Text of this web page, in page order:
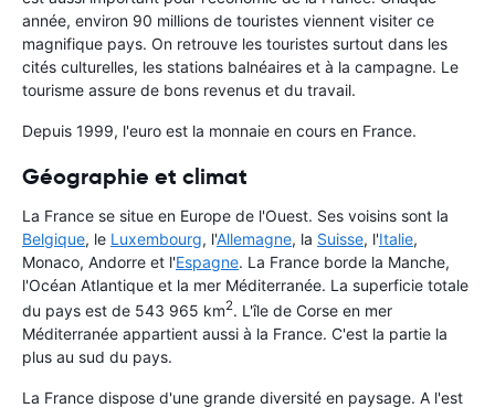
année, environ 90 millions de touristes viennent visiter ce
magnifique pays. On retrouve les touristes surtout dans les
cités culturelles, les stations balnéaires et à la campagne. Le
tourisme assure de bons revenus et du travail.
Depuis 1999, l'euro est la monnaie en cours en France.
Géographie et climat
La France se situe en Europe de l'Ouest. Ses voisins sont la
Belgique, le Luxembourg, l'Allemagne, la Suisse, l'Italie,
Monaco, Andorre et l'Espagne. La France borde la Manche,
l'Océan Atlantique et la mer Méditerranée. La superficie totale
du pays est de 543 965 km2. L'île de Corse en mer
Méditerranée appartient aussi à la France. C'est la partie la
plus au sud du pays.
La France dispose d'une grande diversité en paysage. A l'est